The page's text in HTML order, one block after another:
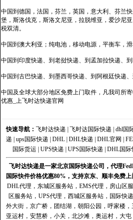
中国到德国，法国，芬兰，英国，意大利、芬兰
堡，斯洛伐克，斯洛文尼亚，拉脱维亚，爱沙尼
税双清。
中国到澳大利亚；纯电池，移动电源，平衡车，
中国到印度快递、到老挝快递、到孟加拉快递、到
中国到古巴快递、到墨西哥快递、到阿根廷快递、
中国及全球大部分地区免费上门取件，凡我司所
优惠_上飞时达快递官网
快速导航： 飞时达快递 飞时达国际快递 dhl国
递
ups国际快递 DHL DHL快递 DHL官网
国际货运| UPS快递 UPS国际快递 DHL国际
飞时达快递是一家北京国际快递公司，代理
国际快件价格优惠80%，支持京东、顺丰免费
DHL代理 ， 东城区服务站 ， EMS代理 ， 房山区
区服务站， UPS代理 ， 西城区服务站， 国际快
外大街，京广桥，团结湖，朝阳公园，呼家楼
亚运村，安慧桥，小关，北沙滩，奥运村，大